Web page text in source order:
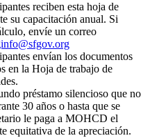
reciben esta hoja de
su capacitación anual. Si
envíe un correo
envían los documentos
en la Hoja de trabajo de
préstamo silencioso que no
30 años o hasta que se
le paga a MOHCD el
equitativa de la apreciación.